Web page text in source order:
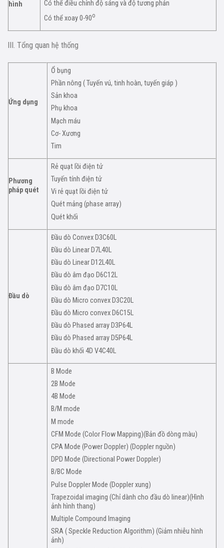
hình
Có thể điều chỉnh độ sáng và độ tương phản
Có thể xoay 0-90o
III. Tổng quan hệ thống
Ứng dụng
Ổ bụng
Phần nông ( Tuyến vú, tinh hoàn, tuyến giáp )
Sản khoa
Phụ khoa
Mạch máu
Cơ- Xương
Tim
Phương
pháp quét
Rẻ quạt lồi điện tử
Tuyến tính điện tử
Vi rẻ quạt lồi điện tử
Quét mảng (phase array)
Quét khối
Đầu dò
Đầu dò Convex D3C60L
Đầu dò Linear D7L40L
Đầu dò Linear D12L40L
Đầu dò âm đạo D6C12L
Đầu dò âm đạo D7C10L
Đầu dò Micro convex D3C20L
Đầu dò Micro convex D6C15L
Đầu dò Phased array D3P64L
Đầu dò Phased array D5P64L
Đầu dò khối 4D V4C40L
B Mode
2B Mode
4B Mode
B/M mode
M mode
CFM Mode (Color Flow Mapping)(Bản đồ dòng màu)
CPA Mode (Power Doppler) (Doppler nguồn)
DPD Mode (Directional Power Doppler)
B/BC Mode
Pulse Doppler Mode (Doppler xung)
Trapezoidal imaging (Chỉ dành cho đầu dò linear)(Hình
ảnh hình thang)
Multiple Compound Imaging
SRA ( Speckle Reduction Algorithm) (Giảm nhiễu hình
ảnh)